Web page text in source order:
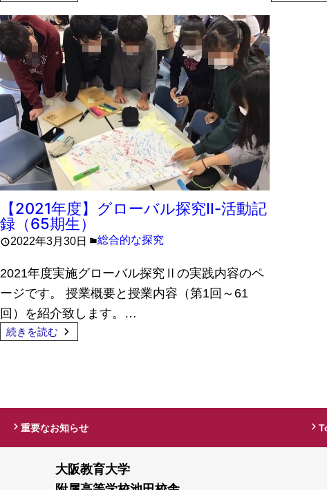
【2021年度】グローバル探究Ⅱ-活動記
録（65期生）
2022年3月30日 総合的な探究
2021年度実施グローバル探究Ⅱの実践内容のペ
ージです。 授業概要と授業内容（第1回～61
回）を紹介致します。…
続きを読む
重要なお知らせ
大阪教育大学